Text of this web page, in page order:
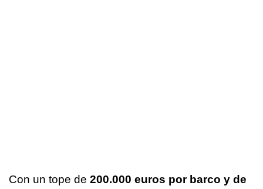
Con un tope de 200.000 euros por barco y de